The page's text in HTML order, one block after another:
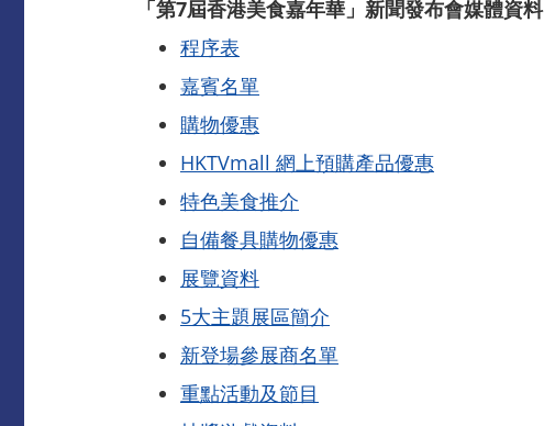
「第7屆香港美食嘉年華」新聞發布會媒體資料
程序表
嘉賓名單
購物優惠
HKTVmall 網上預購產品優惠
特色美食推介
自備餐具購物優惠
展覽資料
5大主題展區簡介
新登場參展商名單
重點活動及節目